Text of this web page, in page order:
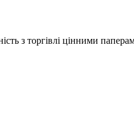
з торгівлі цінними